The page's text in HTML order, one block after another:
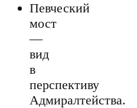
Певческий
мост
—
вид
в
перспективу
Адмиралтейства.